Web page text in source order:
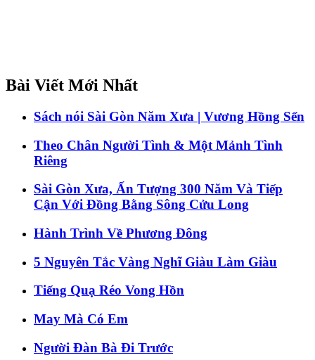
Bài Viết Mới Nhất
Sách nói Sài Gòn Năm Xưa | Vương Hồng Sển
Theo Chân Người Tình & Một Mảnh Tình
Riêng
Sài Gòn Xưa, Ấn Tượng 300 Năm Và Tiếp
Cận Với Đồng Bằng Sông Cửu Long
Hành Trình Về Phương Đông
5 Nguyên Tắc Vàng Nghĩ Giàu Làm Giàu
Tiếng Quạ Réo Vong Hồn
May Mà Có Em
Người Đàn Bà Đi Trước